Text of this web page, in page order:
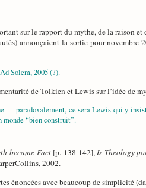
sur le rapport du mythe, de la raison
annonçaient la sortie pour novembre
Solem, 2005 (?).
de Tolkien et Lewis sur l’idée de
— paradoxalement, ce sera Lewis qui y
monde “bien construit”.
became Fact[p. 138-142],Is Theology
2002.
énoncées avec beaucoup de simplicité